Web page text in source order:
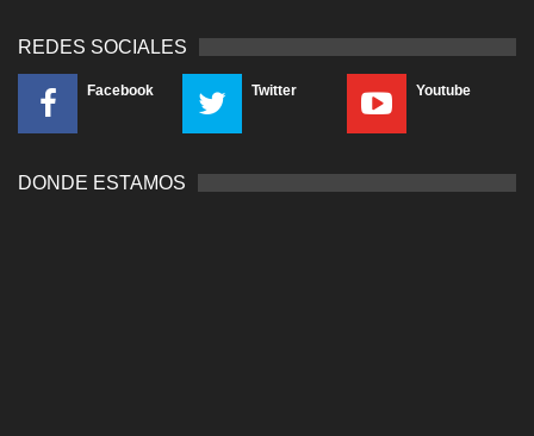
REDES SOCIALES
Facebook Twitter Youtube
DONDE ESTAMOS